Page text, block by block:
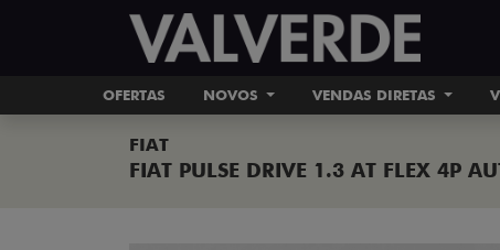
OFERTAS NOVOS VENDAS DIRETAS
FIAT
FIAT PULSE DRIVE 1.3 AT FLEX 4P